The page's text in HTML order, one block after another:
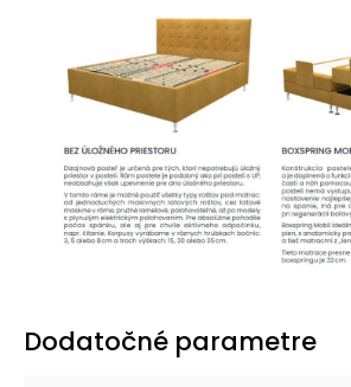
Dodatočné parametre